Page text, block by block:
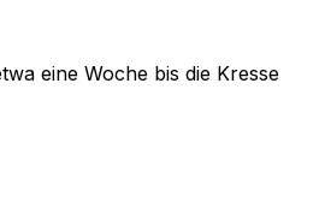
eine Woche bis die Kresse